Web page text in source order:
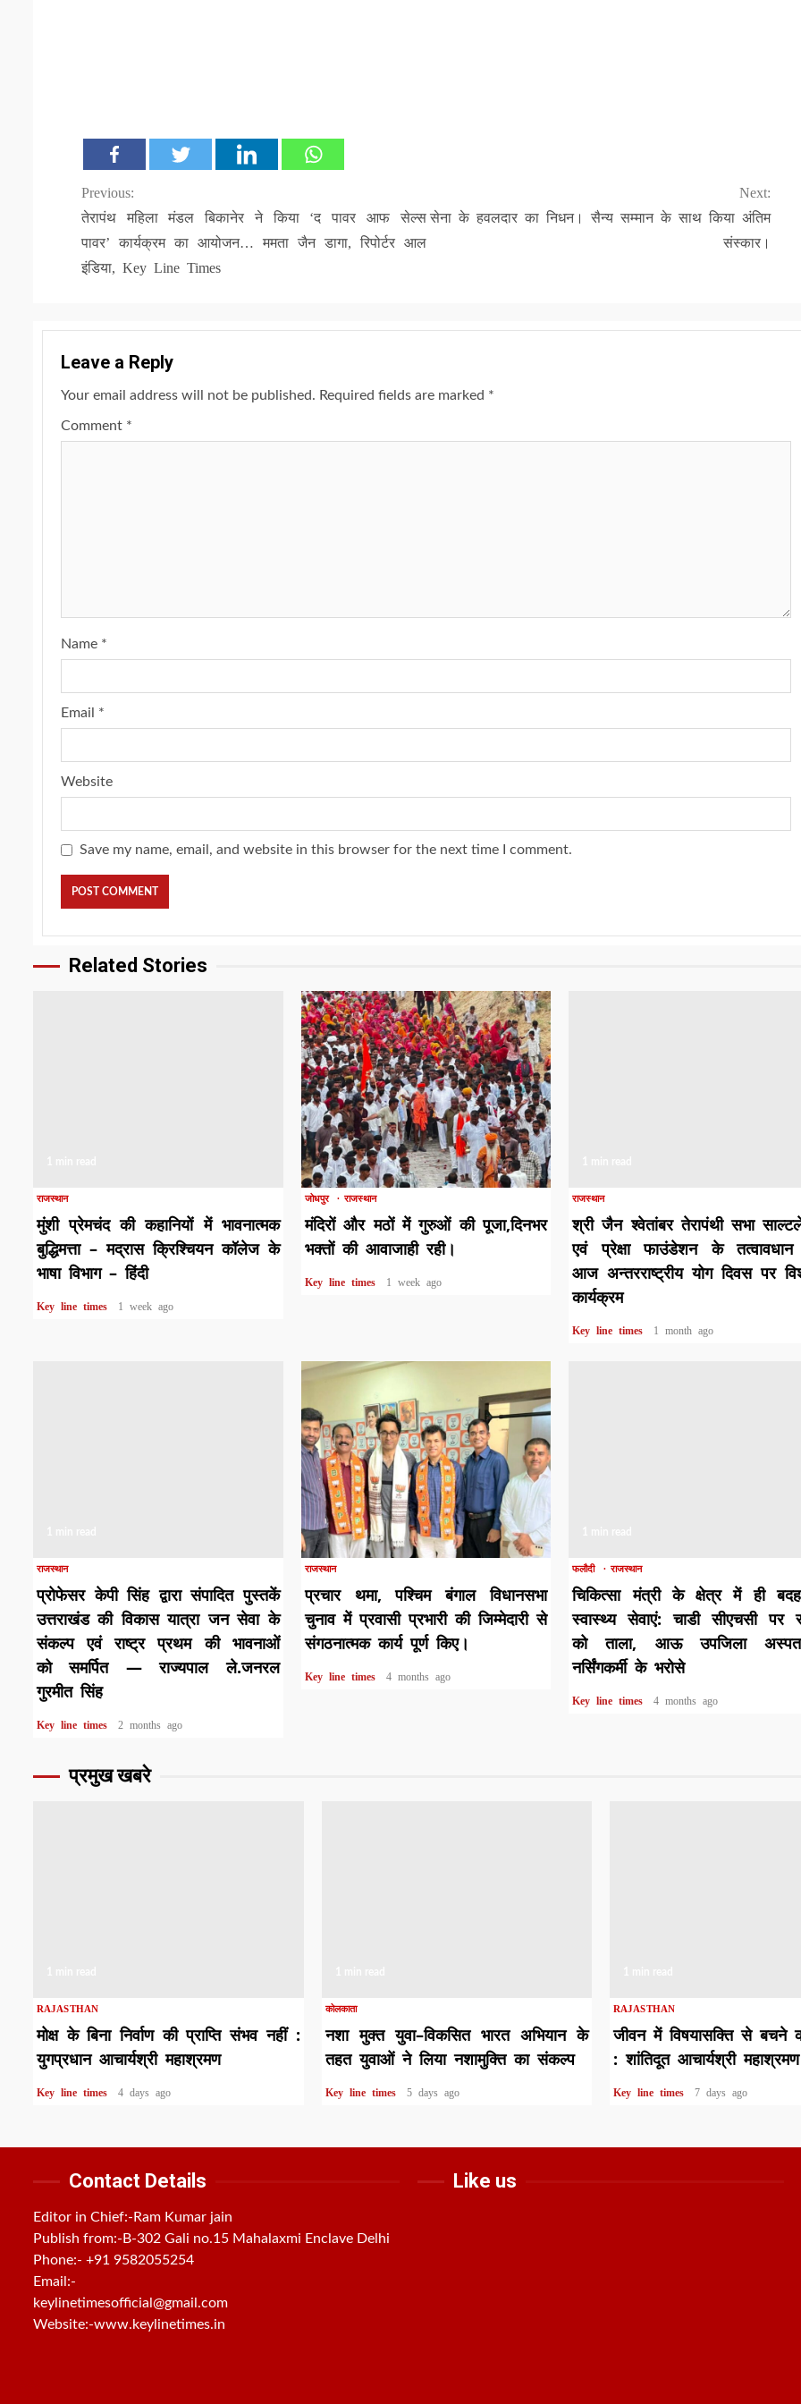
Continue
Reading
Previous:
तेरापंथ महिला मंडल बिकानेर ने किया ‘द पावर आफ सेल्स
पावर’ कार्यक्रम का आयोजन… ममता जैन डागा, रिपोर्टर आल
इंडिया, Key Line Times
Next:
सेना के हवलदार का निधन। सैन्य सम्मान के साथ किया अंतिम
संस्कार।
Leave a Reply
Your email address will not be published. Required fields are marked *
Comment *
Name *
Email *
Website
Save my name, email, and website in this browser for the next time I comment.
Related Stories
राजस्थान
मुंशी प्रेमचंद की कहानियों में भावनात्मक
बुद्धिमत्ता – मद्रास क्रिश्चियन कॉलेज के
भाषा विभाग – हिंदी
Key line times 1 week ago
1 min read
जोधपुर राजस्थान
मंदिरों और मठों में गुरुओं की पूजा,दिनभर
भक्तों की आवाजाही रही।
Key line times 1 week ago
राजस्थान
श्री जैन श्वेतांबर तेरापंथी सभा
एवं प्रेक्षा फाउंडेशन के
आज अन्तरराष्ट्रीय योग दिवस पर
कार्यक्रम
Key line times 1 month ago
राजस्थान
प्रोफेसर केपी सिंह द्वारा संपादित पुस्तकें
उत्तराखंड की विकास यात्रा जन सेवा के
संकल्प एवं राष्ट्र प्रथम की भावनाओं
को समर्पित — राज्यपाल ले.जनरल
गुरमीत सिंह
Key line times 2 months ago
1 min read
राजस्थान
प्रचार थमा, पश्चिम बंगाल विधानसभा
चुनाव में प्रवासी प्रभारी की जिम्मेदारी से
संगठनात्मक कार्य पूर्ण किए।
Key line times 4 months ago
फलौदी राजस्थान
चिकित्सा मंत्री के क्षेत्र में ही
स्वास्थ्य सेवाएं: चाडी सीएचसी पर
को ताला, आऊ उपजिला
नर्सिंगकर्मी के भरोसे
Key line times 4 months ago
प्रमुख खबरे
RAJASTHAN
मोक्ष के बिना निर्वाण की प्राप्ति संभव नहीं :
युगप्रधान आचार्यश्री महाश्रमण
Key line times 4 days ago
कोलकाता
नशा मुक्त युवा–विकसित भारत अभियान के
तहत युवाओं ने लिया नशामुक्ति का संकल्प
Key line times 5 days ago
RAJASTHAN
जीवन में विषयासक्ति से बचने
: शांतिदूत आचार्यश्री महाश्रमण
Key line times 7 days ago
Contact Details
Editor in Chief:-Ram Kumar jain
Publish from:- B-302 Gali no.15 Mahalaxmi Enclave Delhi
Phone:- +91 9582055254
Email:-
keylinetimesofficial@gmail.com
Website:-www.keylinetimes.in
Like us